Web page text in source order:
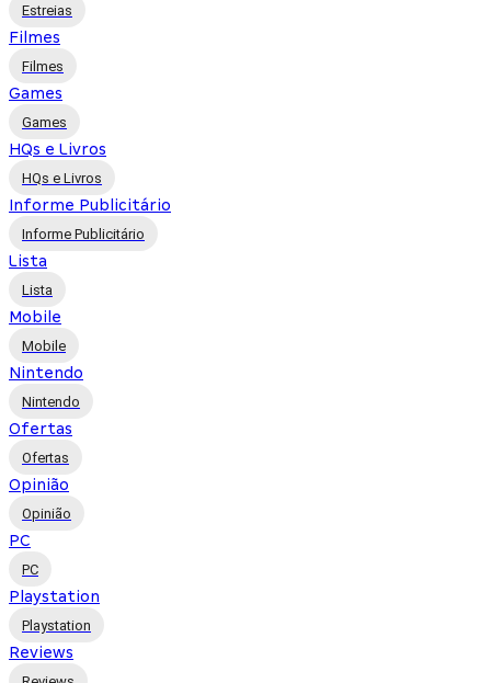
Estreias
Filmes
Filmes
Games
Games
HQs e Livros
HQs e Livros
Informe Publicitário
Informe Publicitário
Lista
Lista
Mobile
Mobile
Nintendo
Nintendo
Ofertas
Ofertas
Opinião
Opinião
PC
PC
Playstation
Playstation
Reviews